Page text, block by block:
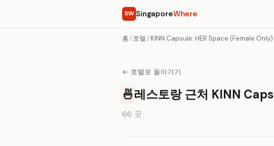
SW SingaporeWhere
홈 /호텔 /KINN Capsule: HER Space (Female Only)
← 호텔로 돌아가기
🍜레스토랑 근처 KINN
66 곳